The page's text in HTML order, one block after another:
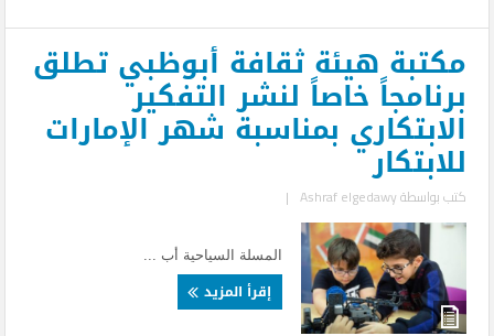
مكتبة هيئة ثقافة أبوظبي تطلق
برنامجاً خاصاً لنشر التفكير
الابتكاري بمناسبة شهر الإمارات
للابتكار
كتب بواسطةAshraf elgedawy
|
المسلة السياحية أب ...
إقرأ المزيد